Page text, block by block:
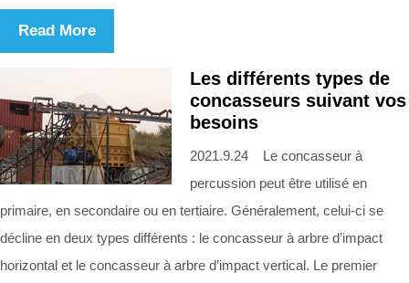
Read More
Les différents types de
concasseurs suivant vos
besoins
2021.9.24 Le concasseur à
percussion peut être utilisé en
primaire, en secondaire ou en tertiaire. Généralement, celui-ci se
décline en deux types différents : le concasseur à arbre d’impact
horizontal et le concasseur à arbre d’impact vertical. Le premier